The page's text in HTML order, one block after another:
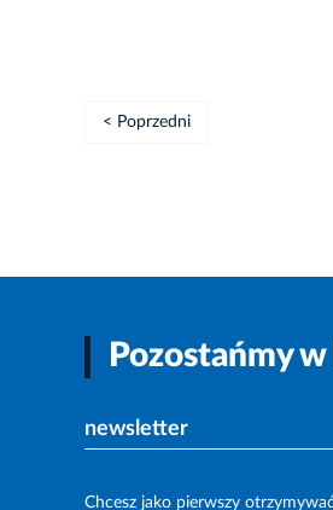
< Poprzedni
Pozostańmy
newsletter
Chcesz jako pierwszy